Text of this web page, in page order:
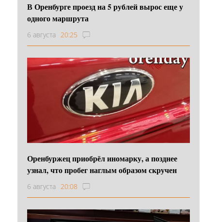
В Оренбурге проезд на 5 рублей вырос еще у
одного маршрута
6 августа 20:25
Оренбуржец приобрёл иномарку, а позднее
узнал, что пробег наглым образом скручен
6 августа 20:08